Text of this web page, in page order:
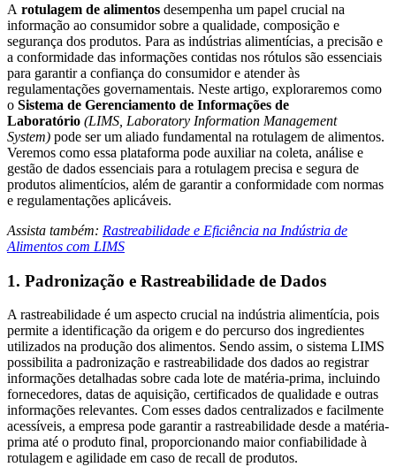
A rotulagem de alimentos desempenha um papel crucial na
informação ao consumidor sobre a qualidade, composição e
segurança dos produtos. Para as indústrias alimentícias, a precisão e
a conformidade das informações contidas nos rótulos são essenciais
para garantir a confiança do consumidor e atender às
regulamentações governamentais. Neste artigo, exploraremos como
o Sistema de Gerenciamento de Informações de
Laboratório (LIMS, Laboratory Information Management
System) pode ser um aliado fundamental na rotulagem de alimentos.
Veremos como essa plataforma pode auxiliar na coleta, análise e
gestão de dados essenciais para a rotulagem precisa e segura de
produtos alimentícios, além de garantir a conformidade com normas
e regulamentações aplicáveis.
Assista também: Rastreabilidade e Eficiência na Indústria de
Alimentos com LIMS
1. Padronização e Rastreabilidade de Dados
A rastreabilidade é um aspecto crucial na indústria alimentícia, pois
permite a identificação da origem e do percurso dos ingredientes
utilizados na produção dos alimentos. Sendo assim, o sistema LIMS
possibilita a padronização e rastreabilidade dos dados ao registrar
informações detalhadas sobre cada lote de matéria-prima, incluindo
fornecedores, datas de aquisição, certificados de qualidade e outras
informações relevantes. Com esses dados centralizados e facilmente
acessíveis, a empresa pode garantir a rastreabilidade desde a matéria-
prima até o produto final, proporcionando maior confiabilidade à
rotulagem e agilidade em caso de recall de produtos.